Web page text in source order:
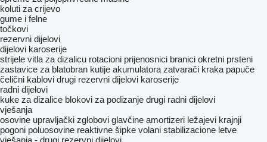
koluti za crijevo
gume i felne
točkovi
rezervni dijelovi
dijelovi karoserije
strijele vitla za dizalicu rotacioni prijenosnici branici okretni prsteni
zastavice za blatobran kutije akumulatora zatvarači kraka papuče
čelični kablovi drugi rezervni dijelovi karoserije
radni dijelovi
kuke za dizalice blokovi za podizanje drugi radni dijelovi
vješanja
osovine upravljački zglobovi glavčine amortizeri ležajevi krajnji
pogoni poluosovine reaktivne šipke volani stabilizacione letve
vješanja - drugi rezervni dijelovi